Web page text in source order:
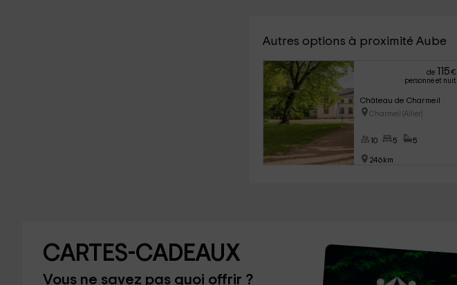
Autres options à proximité Aube
de 115€
personne et nuit
Château de Charmeil
Charmeil (Allier)
10 5 5
246km
CARTES-CADEAUX
Vous ne savez pas quoi offrir ?